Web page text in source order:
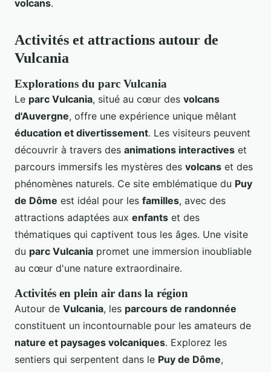
volcans.
Activités et attractions autour de
Vulcania
Explorations du parc Vulcania
Le parc Vulcania, situé au cœur des volcans
d'Auvergne, offre une expérience unique mêlant
éducation et divertissement. Les visiteurs peuvent
découvrir à travers des animations interactives et
parcours immersifs les mystères des volcans et des
phénomènes naturels. Ce site emblématique du Puy
de Dôme est idéal pour les familles, avec des
attractions adaptées aux enfants et des
thématiques qui captivent tous les âges. Une visite
du parc Vulcania promet une immersion inoubliable
au cœur d'une nature extraordinaire.
Activités en plein air dans la région
Autour de Vulcania, les parcours de randonnée
constituent un incontournable pour les amateurs de
nature et paysages volcaniques. Explorez les
sentiers qui serpentent dans le Puy de Dôme,